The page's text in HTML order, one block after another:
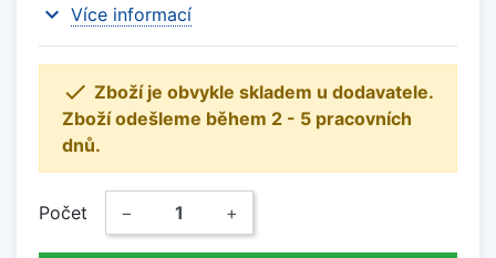
expand_more Více informací
 Zboží je obvykle skladem u dodavatele.
Zboží odešleme během 2 - 5 pracovních
dnů.
Počet − +